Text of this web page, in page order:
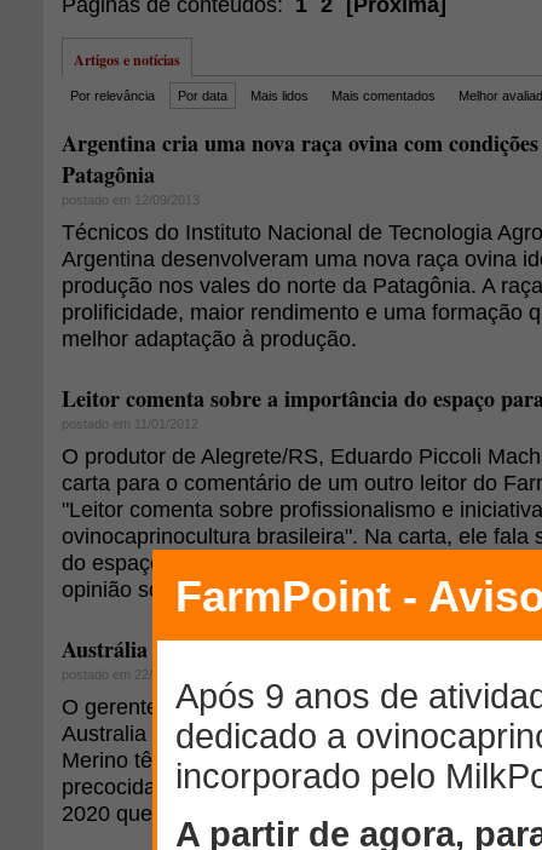
Artigos e notícias
Por relevância Por data Mais lidos Mais comentados Melhor
Argentina cria uma nova raça ovina com
Patagônia
postado em 12/09/2013
Técnicos do Instituto Nacional de Tecnologia
Argentina desenvolveram uma nova raça ovina
produção nos vales do norte da Patagônia. A
prolificidade, maior rendimento e uma formação
melhor adaptação à produção.
Leitor comenta sobre a importância do espaço
postado em 11/01/2012
O produtor de Alegrete/RS, Eduardo Piccoli
carta para o comentário de um outro leitor do
"Leitor comenta sobre profissionalismo e
ovinocaprinocultura brasileira". Na carta, ele fala
do espaço para os ovinos. Acesse, leia a carta
opinião sobre este assunto!
Austrália busca Merinos com maior aptidão para
postado em 22/09/2011
O gerente de desenvolvimento de oferta da
Australia Meat Marketing, Rob Davidson, disse
Merino têm que buscar mais músculos nos
precocidade em suas ovelhas. Isso foi dito na
2020 que ocorreu em Wagga Wagga há pouco